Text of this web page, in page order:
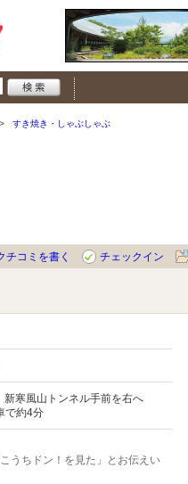
すき焼き・しゃぶしゃぶ
チコミを書く
チェックイン
寒風山トンネル手前を右へ
で約4分
うちドン！を見た」とお伝えい